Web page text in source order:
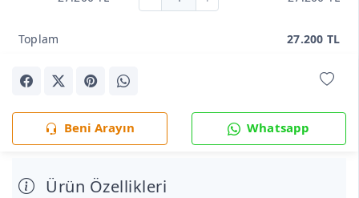
Toplam 27.200 TL
Beni Arayın Whatsapp
Ürün Özellikleri